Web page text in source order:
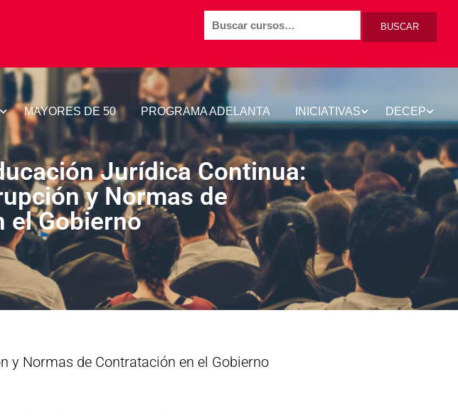
BUSCAR
MAYORES DE 50 PROGRAMA ADELANTA INICIATIVAS DECEP
Jurídica Continua:
y Normas de
el Gobierno
y Normas de Contratación en el Gobierno